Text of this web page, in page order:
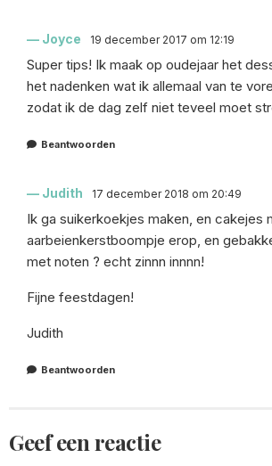
Joyce 19 december 2017 om 12:19
Super tips! Ik maak op oudejaar het
het nadenken wat ik allemaal van te
zodat ik de dag zelf niet teveel moet
Beantwoorden
Judith 17 december 2018 om 20:49
Ik ga suikerkoekjes maken, en cakejes
aarbeienkerstboompje erop, en
met noten ? echt zinnn innnn!
Fijne feestdagen!
Judith
Beantwoorden
Geef een reactie